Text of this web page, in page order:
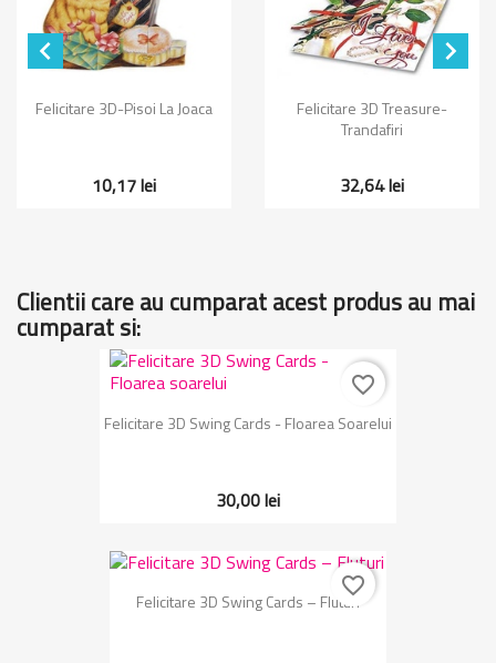

Felicitare 3D-Pisoi La Joaca
10,17 lei
Felicitare 3D Treasure-
Trandafiri
32,64 lei

Clientii care au cumparat acest produs au mai
cumparat si:
Felicitare 3D Swing Cards - Floarea Soarelui
30,00 lei
favorite_border
Felicitare 3D Swing Cards – Fluturi
favorite_border